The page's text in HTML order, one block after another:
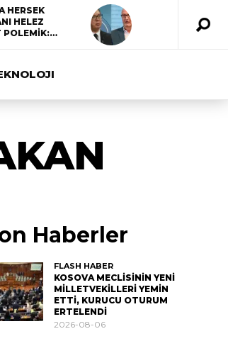
HERSEK
HELEZ
POLEMİK:…
Haberler
FLASH HABER
KOSOVA MECLİSİNİN YENİ
MİLLETVEKİLLERİ YEMİN
ETTİ, KURUCU OTURUM
ERTELENDİ
2026-08-06